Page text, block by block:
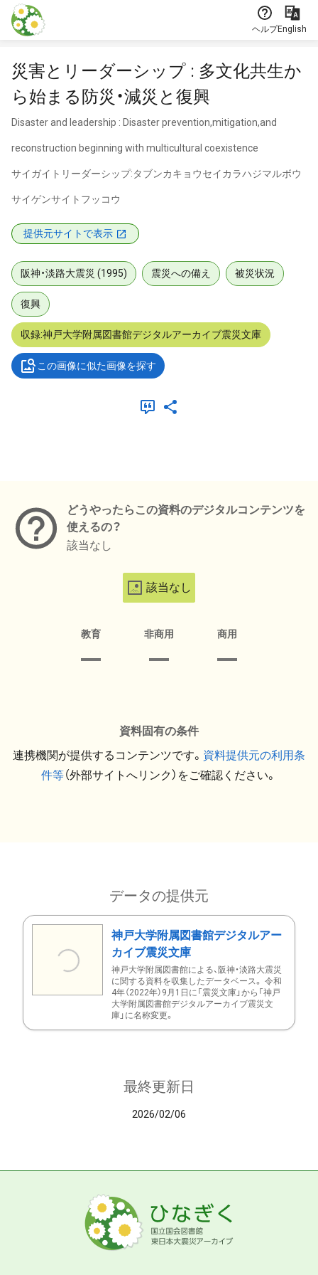
本文に飛ぶ
ヘルプEnglish
災害とリーダーシップ : 多文化共生か
ら始まる防災・減災と復興
Disaster and leadership : Disaster prevention,mitigation,and
reconstruction beginning with multicultural coexistence
サイガイトリーダーシップ:タブンカキョウセイカラハジマルボウ
サイゲンサイトフッコウ
提供元サイトで表示
阪神・淡路大震災 (1995) 震災への備え 被災状況
復興
収録:神戸大学附属図書館デジタルアーカイブ震災文庫
この画像に似た画像を探す
どうやったらこの資料のデジタルコンテンツを
使えるの？
該当なし
該当なし
教育 非商用 商用
資料固有の条件
連携機関が提供するコンテンツです。 資料提供元の利用条
件等（外部サイトへリンク）をご確認ください。
データの提供元
神戸大学附属図書館デジタルアー
カイブ震災文庫
神戸大学附属図書館による、阪神・淡路大震災
に関する資料を収集したデータベース。 令和
4年（2022年）9月1日に「震災文庫」から「神戸
大学附属図書館デジタルアーカイブ震災文
庫」に名称変更。
最終更新日
2026/02/06